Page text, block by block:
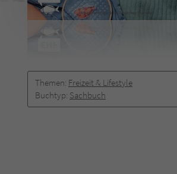
Themen: Freizeit & Lifestyle
Buchtyp: Sachbuch